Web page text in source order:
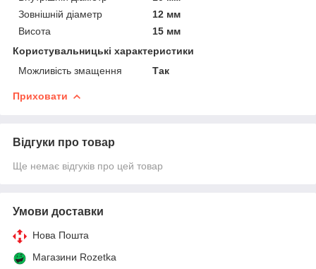
Зовнішній діаметр
12 мм
Висота
15 мм
Користувальницькі характеристики
Можливість змащення
Так
Приховати
Відгуки про товар
Ще немає відгуків про цей товар
Умови доставки
Нова Пошта
Магазини Rozetka